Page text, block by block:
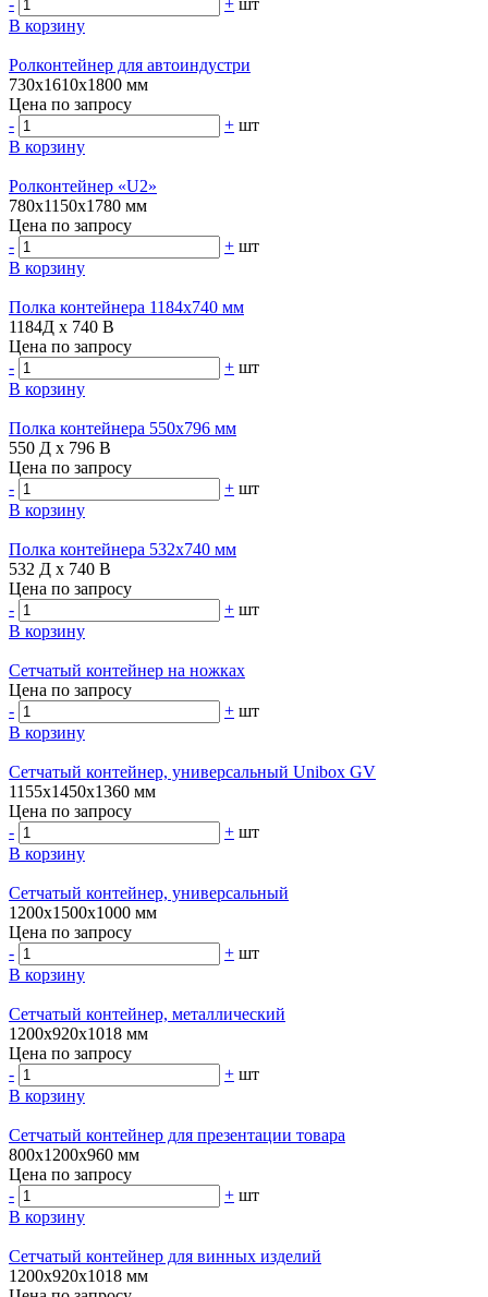
В корзину
Ролконтейнер для автоиндустри
730х1610х1800 мм
Цена по запросу
-
+ шт
В корзину
Ролконтейнер «U2»
780х1150х1780 мм
Цена по запросу
-
+ шт
В корзину
Полка контейнера 1184х740 мм
1184Д x 740 В
Цена по запросу
-
+ шт
В корзину
Полка контейнера 550х796 мм
550 Д x 796 В
Цена по запросу
-
+ шт
В корзину
Полка контейнера 532х740 мм
532 Д x 740 В
Цена по запросу
-
+ шт
В корзину
Сетчатый контейнер на ножках
Цена по запросу
-
+ шт
В корзину
Сетчатый контейнер, универсальный Unibox GV
1155х1450х1360 мм
Цена по запросу
-
+ шт
В корзину
Сетчатый контейнер, универсальный
1200х1500х1000 мм
Цена по запросу
-
+ шт
В корзину
Сетчатый контейнер, металлический
1200х920х1018 мм
Цена по запросу
-
+ шт
В корзину
Сетчатый контейнер для презентации товара
800х1200х960 мм
Цена по запросу
-
+ шт
В корзину
Сетчатый контейнер для винных изделий
1200х920х1018 мм